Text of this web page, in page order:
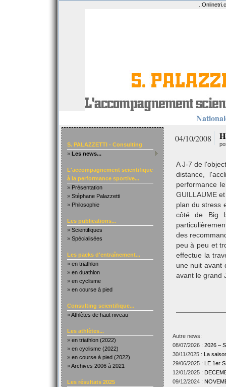
.:
S. PALAZZETTI - Consulting
» Les news...
L'accompagnement scientifique
à la performance sportive...
» Présentation
» Stéphane Palazzetti
» Philosophie
Les publications...
» Scientifiques
» Spécialisées
Les packs d'entraînement...
» en triathlon
» en duathlon
» en cyclisme
» en course à pied
Consulting scientifique...
»Athlètes de haut niveau
Les athlètes...
» en triathlon (2022)
» en cyclisme (2022)
» en course à pied (2022)
»Archives 2006 à 2021
Les résultats 2025
04/10/2008
A J-7 de
distance,
performance
GUILLAUME
plan du stress
côté de Big
des
peu à peu et
effectue la
une nuit avant
avant le grand
Autre news:
08/07/2026 : 2026 –
30/11/2025 : La
29/06/2025 : LE 1er
12/01/2025 :
09/12/2024 :